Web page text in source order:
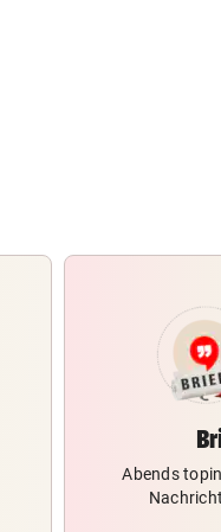
Abends